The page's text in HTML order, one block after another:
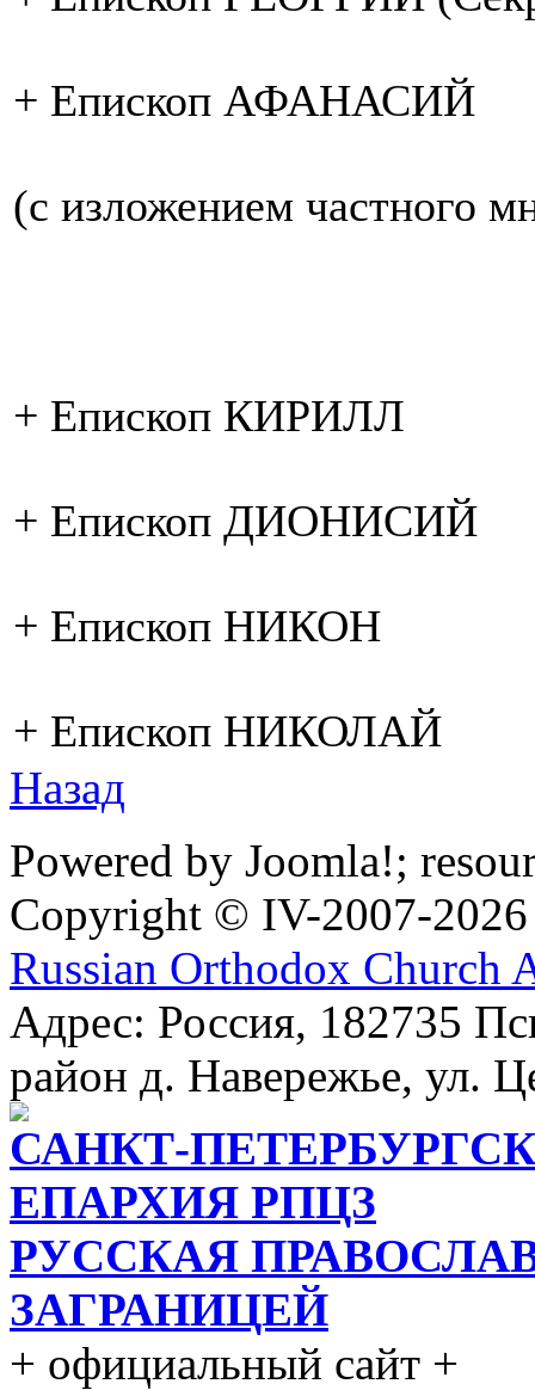
+ Епископ АФАНАСИЙ
(с изложением частного
+ Епископ КИРИЛЛ
+ Епископ ДИОНИСИЙ
+ Епископ НИКОН
+ Епископ НИКОЛАЙ
Назад
Powered by Joomla!;
Copyright © IV-2007-2026
Russian Orthodox Church
Адрес: Россия, 182735
район д. Навережье, ул.
САНКТ-
ЕПАРХИЯ РПЦЗ
РУССКАЯ
ЗАГРАНИЦЕЙ
+ официальный сайт +